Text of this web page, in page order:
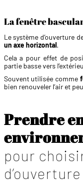
La fenêtre
Le système d’ouverture
un axe horizontal.
Cela a pour effet de
partie basse vers
Souvent utilisée comme
bien renouveler l’air et
Prendre
pour